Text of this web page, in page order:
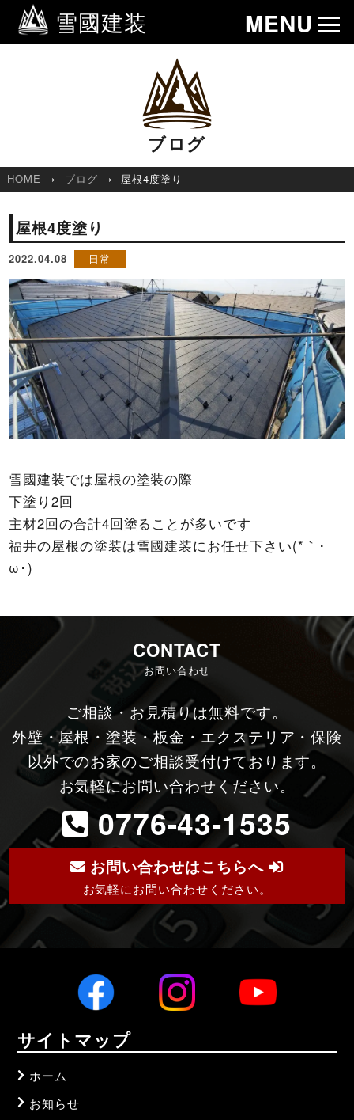
雪國建装 MENU
ブログ
HOME ブログ 屋根4度塗り
屋根4度塗り
2022.04.08 日常
雪國建装では屋根の塗装の際
下塗り2回
主材2回の合計4回塗ることが多いです
福井の屋根の塗装は雪國建装にお任せ下さい(*｀･
ω･)ゞ
CONTACT
お問い合わせ
ご相談・お見積りは無料です。
外壁・屋根・塗装・板金・エクステリア・保険
以外でのお家のご相談受付けております。
お気軽にお問い合わせください。
0776-43-1535
お問い合わせはこちらへ
お気軽にお問い合わせください。
サイトマップ
ホーム
お知らせ